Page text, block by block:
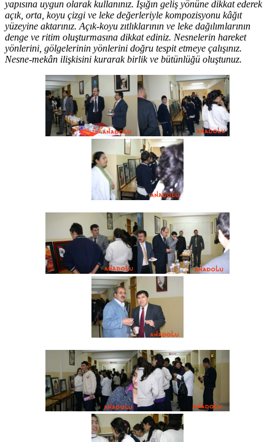
yapısına uygun olarak kullanınız. Işığın geliş yönüne dikkat ederek
açık, orta, koyu çizgi ve leke değerleriyle kompozisyonu kâğıt
yüzeyine aktarınız. Açık-koyu zıtlıklarının ve leke dağılımlarının
denge ve ritim oluşturmasına dikkat ediniz. Nesnelerin hareket
yönlerini, gölgelerinin yönlerini doğru tespit etmeye çalışınız.
Nesne-mekân ilişkisini kurarak birlik ve bütünlüğü oluştunuz.